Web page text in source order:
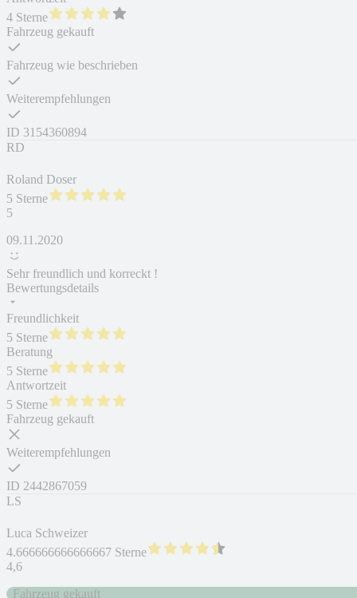
4 Sterne
Fahrzeug gekauft
Fahrzeug wie beschrieben
Weiterempfehlungen
ID 3154360894
RD
Roland Doser
5 Sterne
5
09.11.2020
Sehr freundlich und korreckt !
Bewertungsdetails
Freundlichkeit
5 Sterne
Beratung
5 Sterne
Antwortzeit
5 Sterne
Fahrzeug gekauft
Weiterempfehlungen
ID 2442867059
LS
Luca Schweizer
4.666666666666667 Sterne
4,6
Fahrzeug gekauft